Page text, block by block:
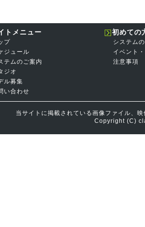
トメニュー
プ
ジュール
テムのご案内
ジオ
ル募集
い合わせ
初めての
システム
イベント
注意事項
当サイトに掲載されている画像ファイル、
Copyright (C)